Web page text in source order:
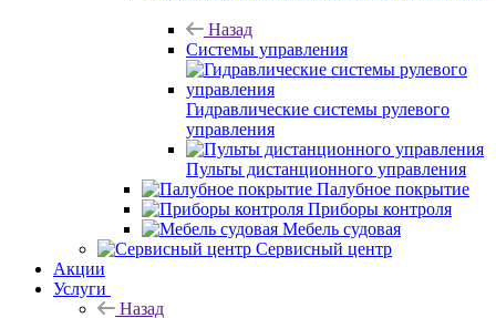
Назад
Системы управления
Гидравлические системы рулевого
управления
Пульты дистанционного управления
Палубное покрытие
Приборы контроля
Мебель судовая
Сервисный центр
Акции
Услуги
Назад